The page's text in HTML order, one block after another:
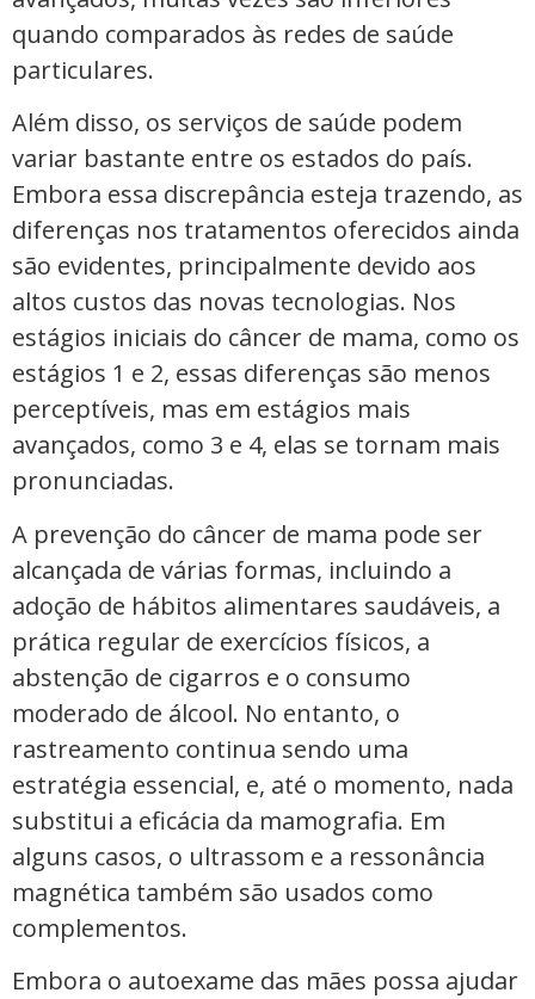
quando comparados às redes de saúde
particulares.
Além disso, os serviços de saúde podem
variar bastante entre os estados do país.
Embora essa discrepância esteja trazendo, as
diferenças nos tratamentos oferecidos ainda
são evidentes, principalmente devido aos
altos custos das novas tecnologias. Nos
estágios iniciais do câncer de mama, como os
estágios 1 e 2, essas diferenças são menos
perceptíveis, mas em estágios mais
avançados, como 3 e 4, elas se tornam mais
pronunciadas.
A prevenção do câncer de mama pode ser
alcançada de várias formas, incluindo a
adoção de hábitos alimentares saudáveis, a
prática regular de exercícios físicos, a
abstenção de cigarros e o consumo
moderado de álcool. No entanto, o
rastreamento continua sendo uma
estratégia essencial, e, até o momento, nada
substitui a eficácia da mamografia. Em
alguns casos, o ultrassom e a ressonância
magnética também são usados ​​como
complementos.
Embora o autoexame das mães possa ajudar